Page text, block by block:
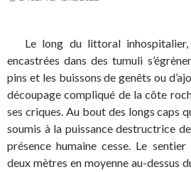
Le long du littoral inhospitalier,
encastrées dans des tumuli
pins et les buissons de genêts ou
découpage compliqué de la côte
ses criques. Au bout des longs caps
soumis à la puissance destructrice
présence humaine cesse. Le sentier
deux mètres en moyenne au-dessus